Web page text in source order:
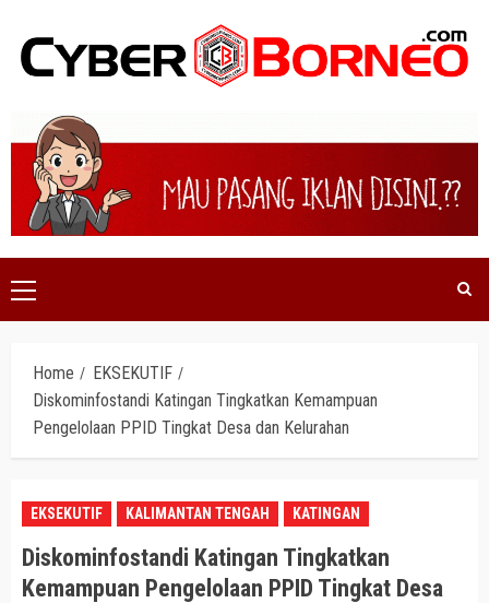
content
Primary
Menu
Home
EKSEKUTIF
Diskominfostandi Katingan Tingkatkan Kemampuan
Pengelolaan PPID Tingkat Desa dan Kelurahan
EKSEKUTIF KALIMANTAN TENGAH KATINGAN
Diskominfostandi Katingan Tingkatkan
Kemampuan Pengelolaan PPID Tingkat Desa